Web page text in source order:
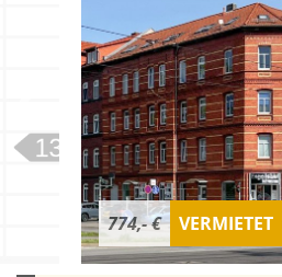
774,- € VERMIETET